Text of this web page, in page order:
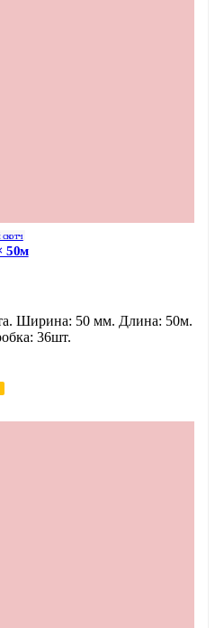
50м
Ширина: 50 мм. Длина: 50м.
36шт.